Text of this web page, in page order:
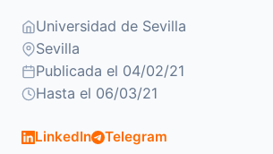
Universidad de Sevilla
Sevilla
Publicada el 04/02/21
Hasta el 06/03/21
LinkedIn Telegram